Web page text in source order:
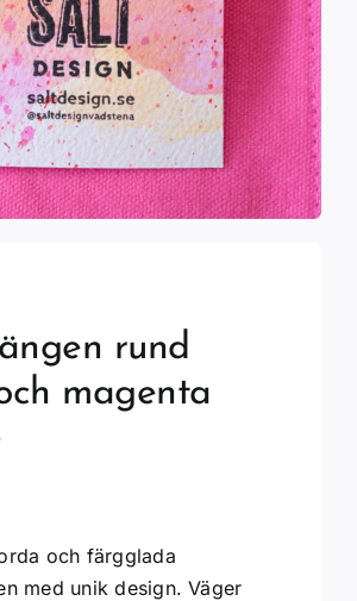
rund
magenta
och färgglada
med unik design. Väger